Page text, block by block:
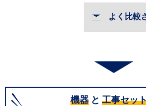
よく比較
機器 と 工事セッ